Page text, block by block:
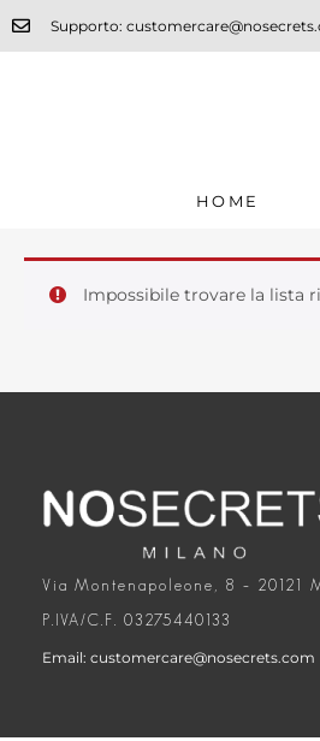
Supporto:
HOME
Impossibile trovare la lista
Via Montenapoleone, 8 – 20121
P.IVA/C.F. 03275440133
Email: customercare@nosecrets.com